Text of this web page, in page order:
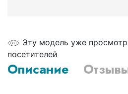
Эту модель уже
посетителей
Описание